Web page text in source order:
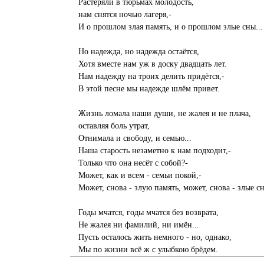
нам снятся ночью лагеря,-
И о прошлом злая память, и о прошлом злые сны...
Но надежда, но надежда остаётся,
Хотя вместе нам уж в доску двадцать лет.
Нам надежду на троих делить придётся,-
В этой песне мы надежде шлём привет.
Жизнь ломала наши души, не жалея и не плача,
оставляя боль утрат,
Отнимала и свободу, и семью...
Наша старость незаметно к нам подходит,-
Только что она несёт с собой?-
Может, как и всем - семьи покой,-
Может, снова - злую память, может, снова - злые
Годы мчатся, годы мчатся без возврата,
Не жалея ни фамилий, ни имён...
Пусть осталось жить немного - но, однако,
Мы по жизни всё ж с улыбкою брёдем.